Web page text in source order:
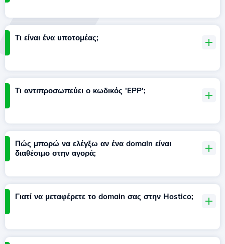
Τι είναι ένα υποτομέας;
Τι αντιπροσωπεύει ο κωδικός 'EPP';
Πώς μπορώ να ελέγξω αν ένα domain είναι
διαθέσιμο στην αγορά;
Γιατί να μεταφέρετε το domain σας στην Hostico;